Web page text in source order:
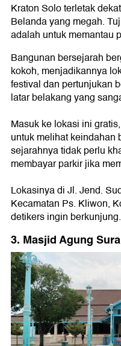
Kraton Solo terletak
Belanda yang megah.
adalah untuk memantau
Bangunan bersejarah
kokoh, menjadikannya
festival dan pertunjukan
latar belakang yang
Masuk ke lokasi ini
untuk melihat keindahan
sejarahnya tidak perlu
membayar parkir jika
Lokasinya di Jl. Jend.
Kecamatan Ps. Kliwon,
detikers ingin berkunjung.
3. Masjid Agung